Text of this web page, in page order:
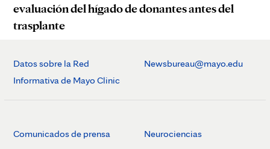
evaluación del hígado de donantes antes del
trasplante
Datos sobre la Red
Informativa de Mayo Clinic
Newsbureau@mayo.edu
Comunicados de prensa Neurociencias